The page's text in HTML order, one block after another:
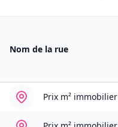
Nom de la rue
Prix m² immobilier